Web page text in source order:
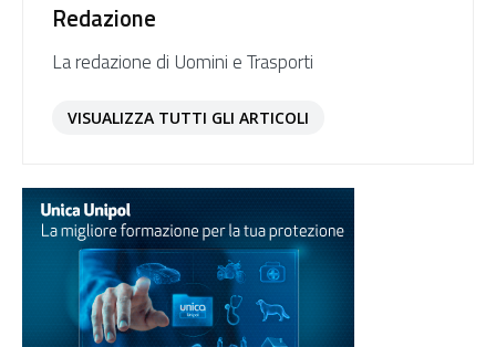
Redazione
La redazione di Uomini e Trasporti
VISUALIZZA TUTTI GLI ARTICOLI